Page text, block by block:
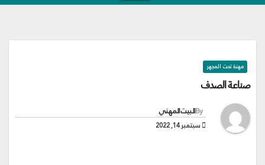
مهنة تحت المجهر
صناعة الصدف
Byالبيت المهني
سبتمبر 14, 2022